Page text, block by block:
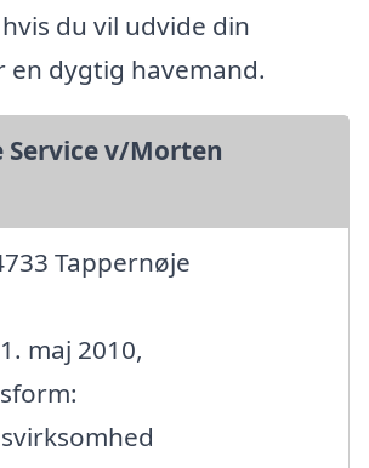
du vil udvide din
en dygtig havemand.
Service v/Morten
Tappernøje
maj 2010,